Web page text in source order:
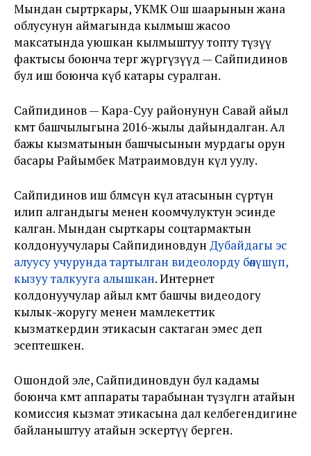
Мындан сыртркары, УКМК Ош шаарынын жана
облусунун аймагында кылмыш жасоо
максатында уюшкан кылмыштуу топту түзүү
фактысы боюнча тергөө жүргүзүүдө — Сайпидинов
бул иш боюнча күбө катары суралган.
Сайпидинов — Кара-Суу районунун Савай айыл
өкмөт башчылыгына 2016-жылы дайындалган. Ал
бажы кызматынын башчысынын мурдагы орун
басары Райымбек Матраимовдун өкүл уулу.
Сайпидинов иш бөлмөсүнө өкүл атасынын сүрөтүн
илип алгандыгы менен коомчулуктун эсинде
калган. Мындан сырткары соцтармактын
колдонуучулары Сайпидиновдун Дубайдагы эс
алуусу учурунда тартылган видеолорду бөлүшүп,
кызуу талкууга алышкан. Интернет
колдонуучулар айыл өкмөт башчы видеодогу
кылык-жоругу менен мамлекеттик
кызматкердин этикасын сактаган эмес деп
эсептешкен.
Ошондой эле, Сайпидиновдун бул кадамы
боюнча өкмөт аппараты тарабынан түзүлгөн атайын
комиссия кызмат этикасына дал келбегендигине
байланыштуу атайын эскертүү берген.